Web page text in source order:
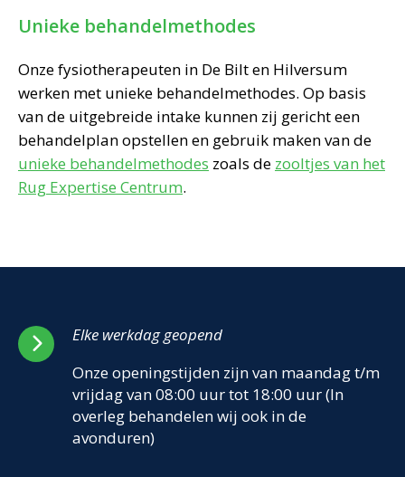
Unieke behandelmethodes
Onze fysiotherapeuten in De Bilt en Hilversum
werken met unieke behandelmethodes. Op basis
van de uitgebreide intake kunnen zij gericht een
behandelplan opstellen en gebruik maken van de
unieke behandelmethodes zoals de zooltjes van het
Rug Expertise Centrum.
Elke werkdag geopend
Onze openingstijden zijn van maandag t/m
vrijdag van 08:00 uur tot 18:00 uur (In
overleg behandelen wij ook in de
avonduren)